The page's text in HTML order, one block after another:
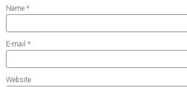
Name *
E-mail *
Website